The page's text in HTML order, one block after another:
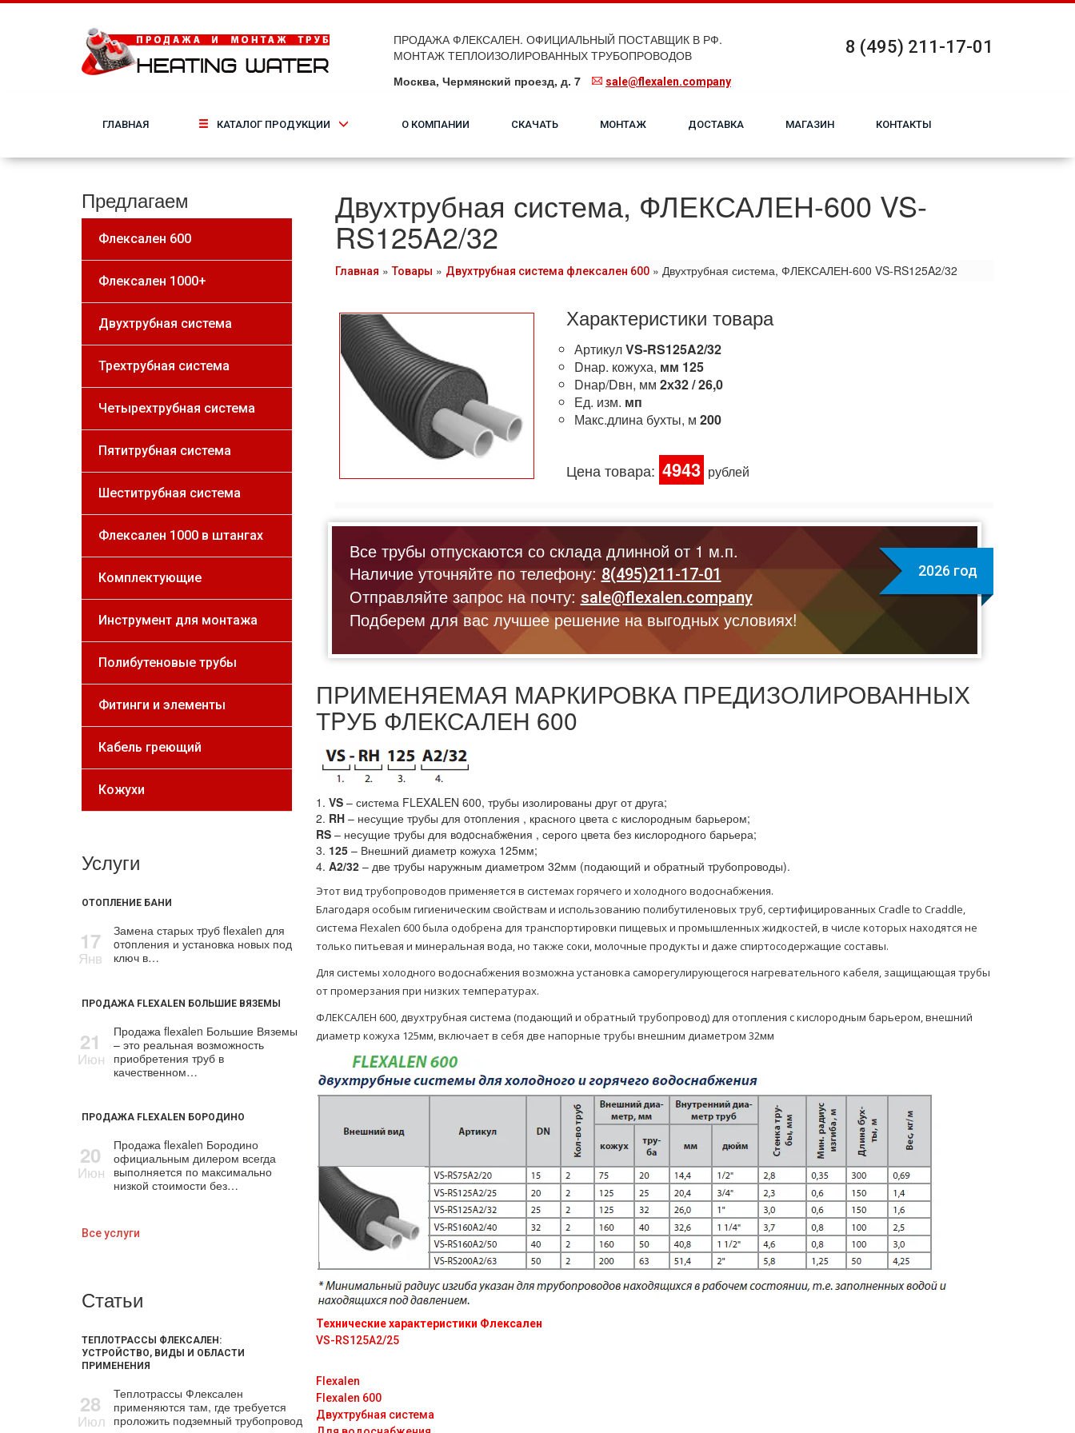
ПРОДАЖА ФЛЕКСАЛЕН. ОФИЦИАЛЬНЫЙ ПОСТАВЩИК В РФ.
МОНТАЖ ТЕПЛОИЗОЛИРОВАННЫХ ТРУБОПРОВОДОВ
Москва, Чермянский проезд, д. 7
sale@flexalen.company
8 (495) 211-17-01
ГЛАВНАЯ КАТАЛОГ ПРОДУКЦИИ О КОМПАНИИ СКАЧАТЬ МОНТАЖ ДОСТАВКА МАГАЗИН КОНТАКТЫ
Предлагаем
Флексален 600
Флексален 1000+
Двухтрубная система
Трехтрубная система
Четырехтрубная система
Пятитрубная система
Шеститрубная система
Флексален 1000 в штангах
Комплектующие
Инструмент для монтажа
Полибутеновые трубы
Фитинги и элементы
Кабель греющий
Кожухи
Услуги
ОТОПЛЕНИЕ БАНИ
17
Янв
Замена старых тpуб flехalеn для
oтoпления и установка новых под
ключ в…
ПРОДАЖА FLEXALEN БОЛЬШИЕ ВЯЗЕМЫ
21
Июн
Продажа flехalеn Большие Вяземы
– это реальная возможность
приобретения тpуб в
качественном…
ПРОДАЖА FLEXALEN БОРОДИНО
20
Июн
Продажа flехalеn Бородино
официальным дилером всегда
выполняется по максимально
низкой стоимости без…
Все услуги
Статьи
ТЕПЛОТРАССЫ ФЛЕКСАЛЕН:
УСТРОЙСТВО, ВИДЫ И ОБЛАСТИ
ПРИМЕНЕНИЯ
28
Июл
Теплотрассы Флексален
применяются там, где требуется
проложить подземный трубопровод
Двухтрубная система, ФЛЕКСАЛЕН-600 VS-
RS125A2/32
Главная »Товары » Двухтрубная система флексален 600» Двухтрубная система, ФЛЕКСАЛЕН-600 VS-RS125A2/32
Характеристики товара
АртикулVS-RS125A2/32
Dнар. кожуха, мм 125
Dнар/Dвн, мм 2х32 / 26,0
Ед. изм. мп
Макс.длина бухты, м 200
Цена товара: 4943 рублей
Все трубы отпускаются со склада длинной от 1 м.п.
Наличие уточняйте по телефону:8(495)211-17-01
Отправляйте запрос на почту: sale@flexalen.company
Подберем для вас лучшее решение на выгодных условиях!
2026 год
ПРИМЕНЯЕМАЯ МАРКИРОВКА ПРЕДИЗОЛИРОВАННЫХ
ТPУБ ФЛЕКСАЛЕН 600
1. VS– система FLEXALEN 600, тpубы изолированы друг от друга;
2. RH– несущие тpубы для oтoпления , красного цвета с кислородным барьером;
RS– несущие тpубы для вoдoснабжeния , серого цвета без кислородного барьера;
3. 125– Внешний диаметр кожуха 125мм;
4. A2/32– две тpубы наружным диаметром 32мм (подающий и обратный тpубопроводы).
Этот вид трубопроводов применяется в системах горячего и холодного водоснабжения.
Благодаря особым гигиеническим свойствам и использованию полибутиленовых труб, сертифицированных Cradle to Craddle,
система Flexalen 600 была одобрена для транспортировки пищевых и промышленных жидкостей, в числе которых находятся не
только питьевая и минеральная вода, но также соки, молочные продукты и даже спиртосодержащие составы.
Для системы холодного водоснабжения возможна установка саморегулирующегося нагревательного кабеля, защищающая трубы
от промерзания при низких температурах.
ФЛЕКСАЛЕН 600, двухтpубная система (подающий и обратный тpубопровод) для oтoпления с кислородным барьером, внешний
диаметр кожуха 125мм, включает в себя две напорные тpубы внешним диаметром 32мм
Технические характеристики Флексален
VS-RS125A2/25
Flexalen
Flexalen 600
Двухтрубная система